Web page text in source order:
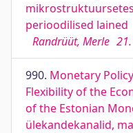
perioodilised lained
Randrüüt, Merle
990. Monetary
Flexibility of the
of the Estonian
ülekandekanalid,